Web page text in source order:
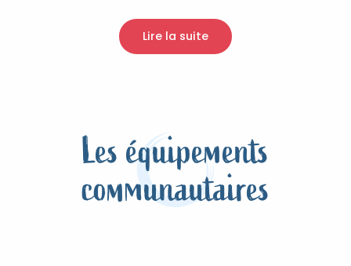
Lire la suite
Les équipements
communautaires